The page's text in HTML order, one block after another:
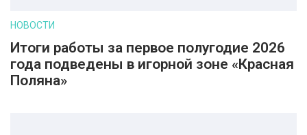
НОВОСТИ
Итоги работы за первое полугодие 2026
года подведены в игорной зоне «Красная
Поляна»